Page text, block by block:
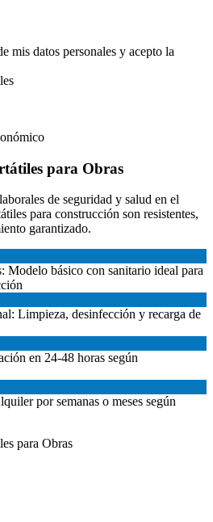
mis datos personales y acepto la
para Obras
de seguridad y salud en el
para construcción son resistentes,
garantizado.
Modelo básico con sanitario ideal para
Limpieza, desinfección y recarga de
en 24-48 horas según
por semanas o meses según